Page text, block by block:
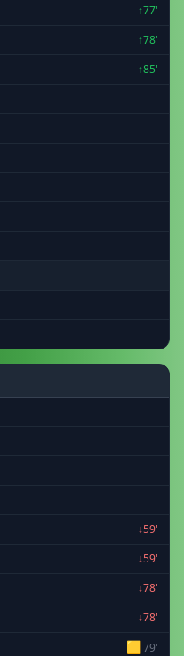
↑77'
↑78'
↑85'
↓59'
↓59'
↓78'
↓78'
🟨79'